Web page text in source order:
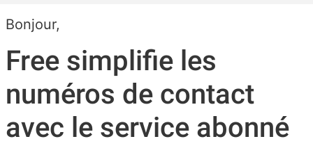
Bonjour,
Free simplifie les
numéros de contact
avec le service abonné